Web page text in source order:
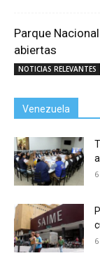
Parque
abiertas
NOTICIAS RELEVANTES
Venezuela